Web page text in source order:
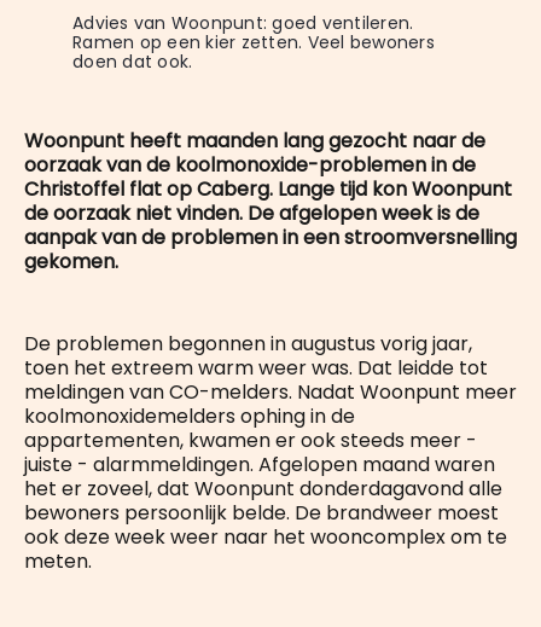
Advies van Woonpunt: goed ventileren.
Ramen op een kier zetten. Veel bewoners
doen dat ook.
Woonpunt heeft maanden lang gezocht naar de
oorzaak van de koolmonoxide-problemen in de
Christoffel flat op Caberg. Lange tijd kon Woonpunt
de oorzaak niet vinden. De afgelopen week is de
aanpak van de problemen in een stroomversnelling
gekomen.
De problemen begonnen in augustus vorig jaar,
toen het extreem warm weer was. Dat leidde tot
meldingen van CO-melders. Nadat Woonpunt meer
koolmonoxidemelders ophing in de
appartementen, kwamen er ook steeds meer -
juiste - alarmmeldingen. Afgelopen maand waren
het er zoveel, dat Woonpunt donderdagavond alle
bewoners persoonlijk belde. De brandweer moest
ook deze week weer naar het wooncomplex om te
meten.